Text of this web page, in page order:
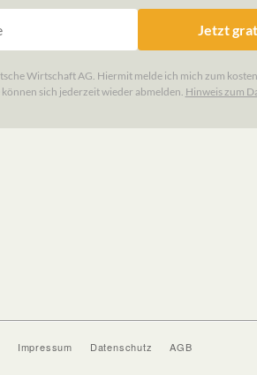
Impressum Datenschutz AGB